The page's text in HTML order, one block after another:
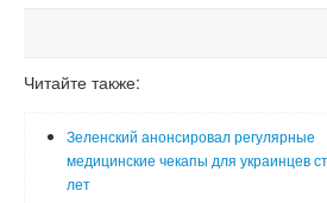
Читайте также:
Зеленский анонсировал регулярные
медицинские чекапы для украинцев
лет